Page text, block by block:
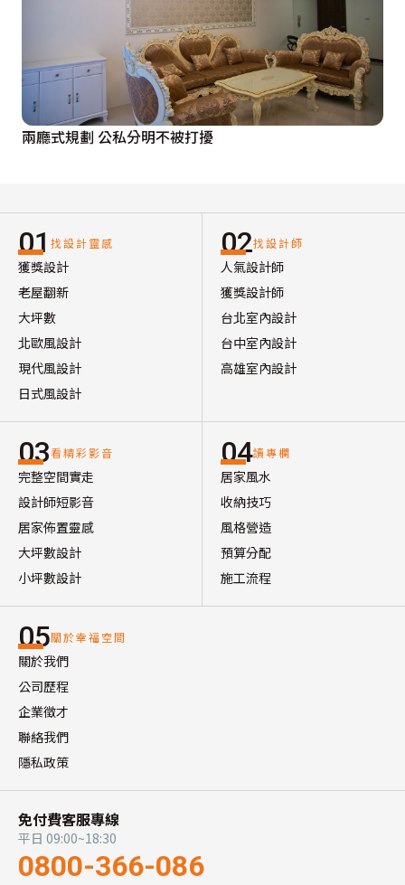
兩廳式規劃 公私分明不被打擾
01 找設計靈感
獲獎設計
老屋翻新
大坪數
北歐風設計
現代風設計
日式風設計
02找設計師
人氣設計師
獲獎設計師
台北室內設計
台中室內設計
高雄室內設計
03看精彩影音
完整空間實走
設計師短影音
居家佈置靈感
大坪數設計
小坪數設計
04讀專欄
居家風水
收納技巧
風格營造
預算分配
施工流程
05關於幸福空間
關於我們
公司歷程
企業徵才
聯絡我們
隱私政策
免付費客服專線
平日 09:00~18:30
0800-366-086